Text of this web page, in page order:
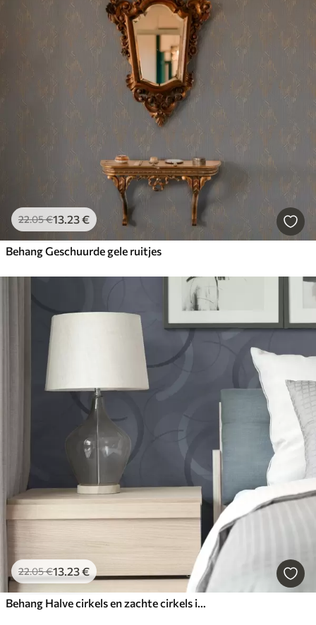
22.05€13.23€
Behang Geschuurde gele ruitjes
22.05€13.23€
Behang Halve cirkels en zachte cirkels in een koel grijsblauw kleurenpalet